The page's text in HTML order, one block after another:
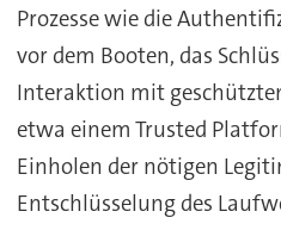
Prozesse wie die
vor dem Booten, das
Interaktion mit
etwa einem Trusted
Einholen der nötigen
Entschlüsselung des